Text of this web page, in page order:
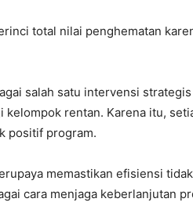
total nilai penghematan
salah satu intervensi
kelompok rentan. Karena itu,
positif program.
memastikan efisiensi
cara menjaga keberlanjutan